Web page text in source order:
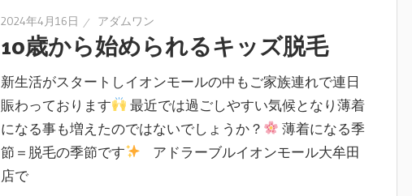
2024年4月16日 アダムワン
10歳から始められるキッズ脱毛
新生活がスタートしイオンモールの中もご家族連れで連日
賑わっております
最近では過ごしやすい気候となり薄着
になる事も増えたのではないでしょうか？
薄着になる季
節＝脱毛の季節です
アドラーブルイオンモール大牟田
店で